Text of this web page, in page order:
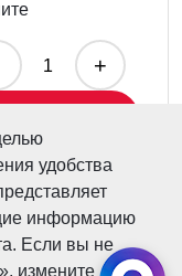
+
удобства
информацию
Если вы не
измените